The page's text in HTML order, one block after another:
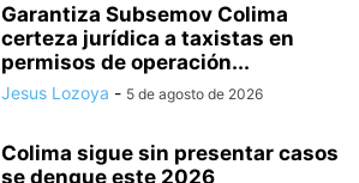
Garantiza Subsemov Colima
certeza jurídica a taxistas en
permisos de operación...
Jesus Lozoya - 5 de agosto de 2026
Colima sigue sin presentar casos
se dengue este 2026